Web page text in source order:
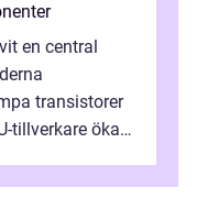
en central
transistorer
tillverkare öka